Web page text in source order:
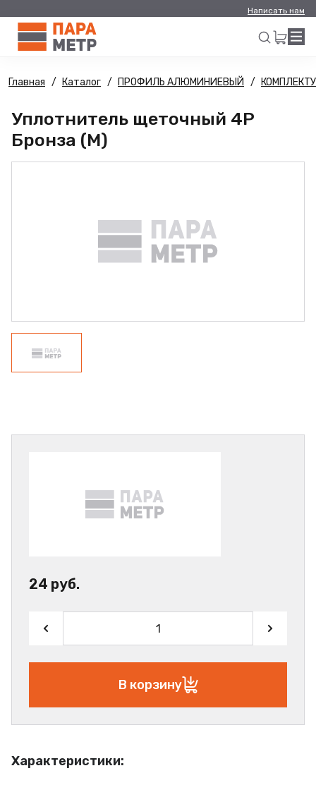
Написать нам
Искать
Главная Каталог ПРОФИЛЬ АЛЮМИНИЕВЫЙ
Уплотнитель щеточный 4Р
Бронза (М)
Характеристики:
24 руб.
В корзину